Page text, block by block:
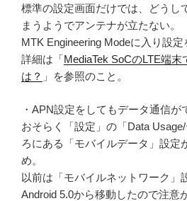
標準の設定画面だけでは、どうし
まうようでアンテナが立たない。
MTK Engineering Modeに入り設定
詳細は「MediaTek SoCのLTE端
は？ 」を参照のこと。
・APN設定をしてもデータ通信が
おそらく「設定」の「Data
ろにある「モバイルデータ」設定
め。
以前は「モバイルネットワーク」
Android 5.0から移動したので注意